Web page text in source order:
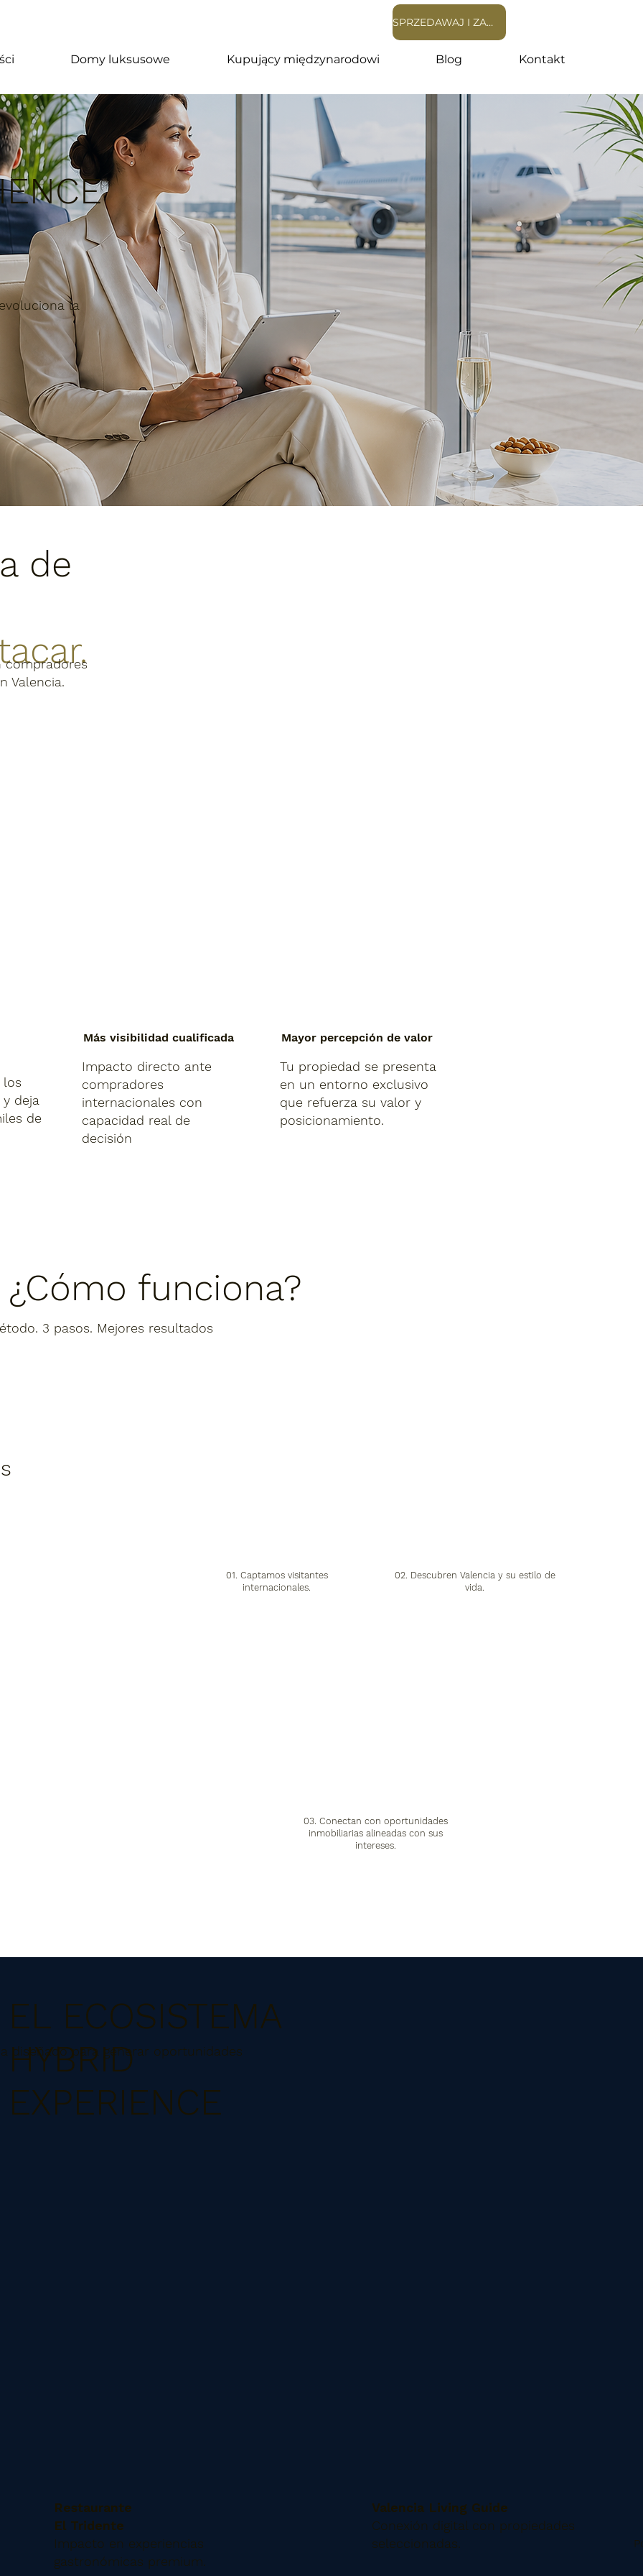
Domy luksusowe Kupujący międzynarodowi Blog Kontakt
SPRZEDAWAJ I ZARABIAJ +
la
de
compradores
Valencia.
los
deja
de
Más visibilidad cualificada
Impacto directo ante
compradores
internacionales con
capacidad real de
decisión
Mayor percepción de valor
Tu propiedad se presenta
en un entorno exclusivo
que refuerza su valor y
posicionamiento.
¿Cómo funciona?
3 pasos. Mejores resultados
01. Captamos visitantes
internacionales.
02. Descubren Valencia y su estilo de
vida.
03. Conectan con oportunidades
inmobiliarias alineadas con sus
intereses.
EL ECOSISTEMA
HYBRID
EXPERIENCE
diseñado para generar oportunidades
Restaurante
El Tridente
Impacto en experiencias
gastronómicas premium.
Valencia Living Guide
Conexión digital con propiedades
seleccionadas.